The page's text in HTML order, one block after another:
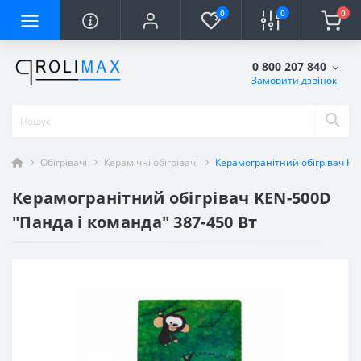
0 0 0
0 800 207 840
Замовити дзвінок
Обігрівачі Керамічні обігрівачі Керамогранітний обігрівач
Керамогранітний обігрівач KEN-500D
"Панда і команда" 387-450 Вт